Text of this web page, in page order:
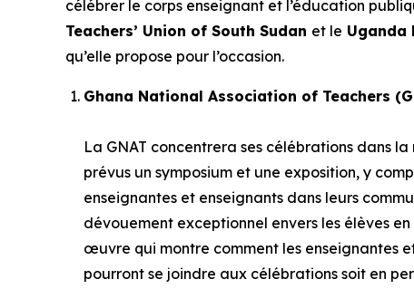
célébrer le corps enseignant et l’éducation
Teachers’ Union of South Sudan et le Uganda
qu’elle propose pour l’occasion.
Ghana National Association of Teachers
La GNAT concentrera ses célébrations dans
prévus un symposium et une exposition, y
enseignantes et enseignants dans leurs
dévouement exceptionnel envers les élèves
œuvre qui montre comment les enseignantes
pourront se joindre aux célébrations soit en